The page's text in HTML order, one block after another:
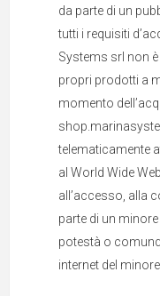
da parte di un
tutti i requisiti
Systems srl non
propri prodotti a
momento
telematicamente
al World Wide
all’accesso, alla
parte di un
potestà o
internet del minore.